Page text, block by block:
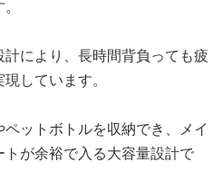
により、長時間背負っても疲
しています。
ットボトルを収納でき、メイ
が余裕で入る大容量設計で